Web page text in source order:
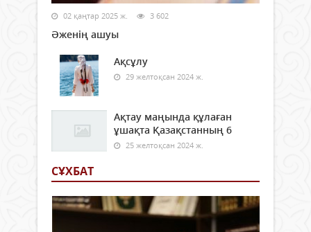
02 қаңтар 2025 ж. 3 602
Әженің ашуы
Ақсұлу
29 желтоқсан 2024 ж.
Ақтау маңында құлаған
ұшақта Қазақстанның 6
25 желтоқсан 2024 ж.
СҰХБАТ